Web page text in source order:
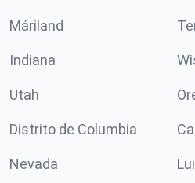
Máriland
Indiana
Utah
Distrito de Columbia
Nevada